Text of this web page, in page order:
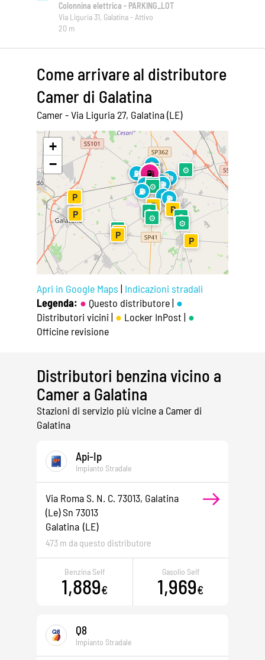
Colonnina elettrica - PARKING_LOT
Via Liguria 31, Galatina - Attivo
20 m
Come arrivare al distributore
Camer di Galatina
Camer - Via Liguria 27, Galatina (LE)
⛽
⛽
⛽
⛽
⛽
⛽
⛽
⛽
⛽
⛽
⛽
⛽
⛽
⛽
⛽
⛽
P
P
P
P
P
P
P P
P
P
⚙
⚙
⚙
⚙
⚙
⚙
⚙
⚙
⚙
⚙
+
−
Apri in Google Maps | Indicazioni stradali
Legenda: ● Questo distributore | ●
Distributori vicini | ● Locker InPost | ●
Officine revisione
Distributori benzina vicino a
Camer a Galatina
Stazioni di servizio più vicine a Camer di
Galatina
Api-Ip
Impianto Stradale
Via Roma S. N. C. 73013, Galatina
(le) Sn 73013
Galatina (LE)
473 m da questo distributore
Benzina Self
1,889€
Gasolio Self
1,969€
Q8
Impianto Stradale